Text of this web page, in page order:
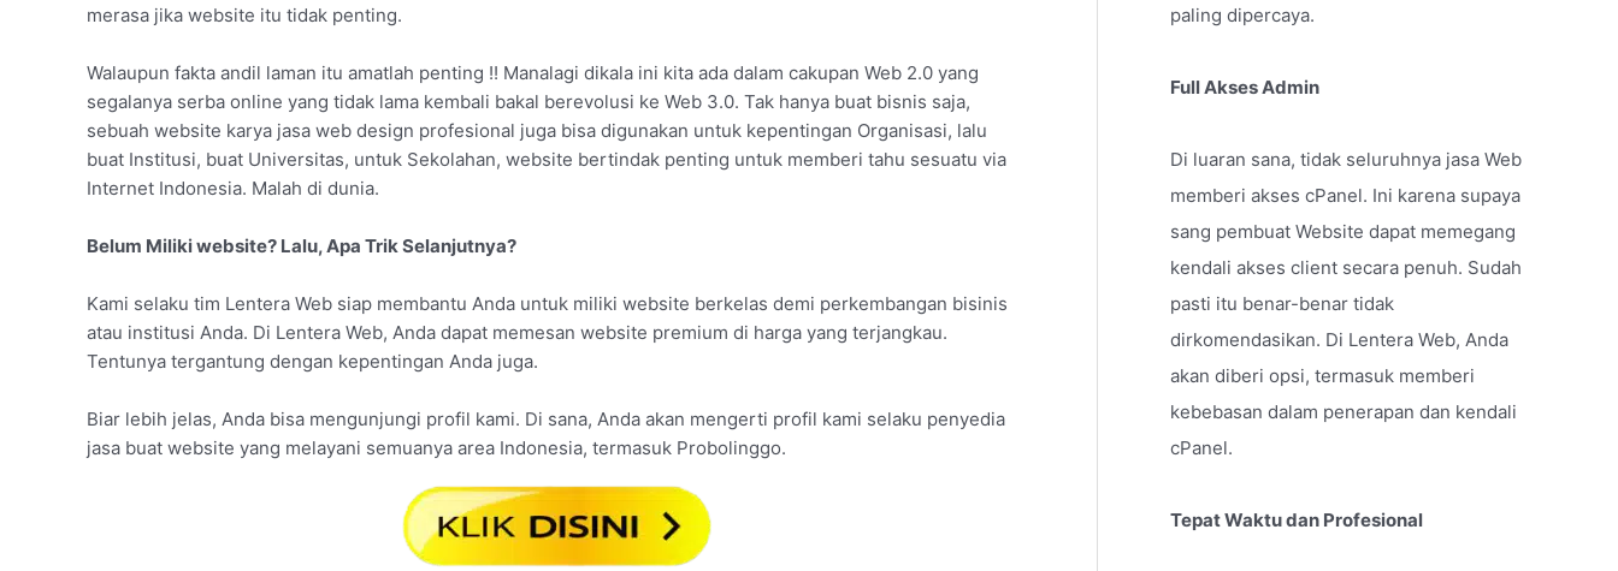
merasa jika website itu tidak penting.
Walaupun fakta andil laman itu amatlah penting !! Manalagi dikala ini kita ada dalam cakupan Web 2.0 yang
segalanya serba online yang tidak lama kembali bakal berevolusi ke Web 3.0. Tak hanya buat bisnis saja,
sebuah website karya jasa web design profesional juga bisa digunakan untuk kepentingan Organisasi, lalu
buat Institusi, buat Universitas, untuk Sekolahan, website bertindak penting untuk memberi tahu sesuatu via
Internet Indonesia. Malah di dunia.
Belum Miliki website? Lalu, Apa Trik Selanjutnya?
Kami selaku tim Lentera Web siap membantu Anda untuk miliki website berkelas demi perkembangan bisinis
atau institusi Anda. Di Lentera Web, Anda dapat memesan website premium di harga yang terjangkau.
Tentunya tergantung dengan kepentingan Anda juga.
Biar lebih jelas, Anda bisa mengunjungi profil kami. Di sana, Anda akan mengerti profil kami selaku penyedia
jasa buat website yang melayani semuanya area Indonesia, termasuk Probolinggo.
paling dipercaya.
Full Akses Admin
Di luaran sana, tidak seluruhnya jasa Web
memberi akses cPanel. Ini karena supaya
sang pembuat Website dapat memegang
kendali akses client secara penuh. Sudah
pasti itu benar-benar tidak
dirkomendasikan. Di Lentera Web, Anda
akan diberi opsi, termasuk memberi
kebebasan dalam penerapan dan kendali
cPanel.
Tepat Waktu dan Profesional